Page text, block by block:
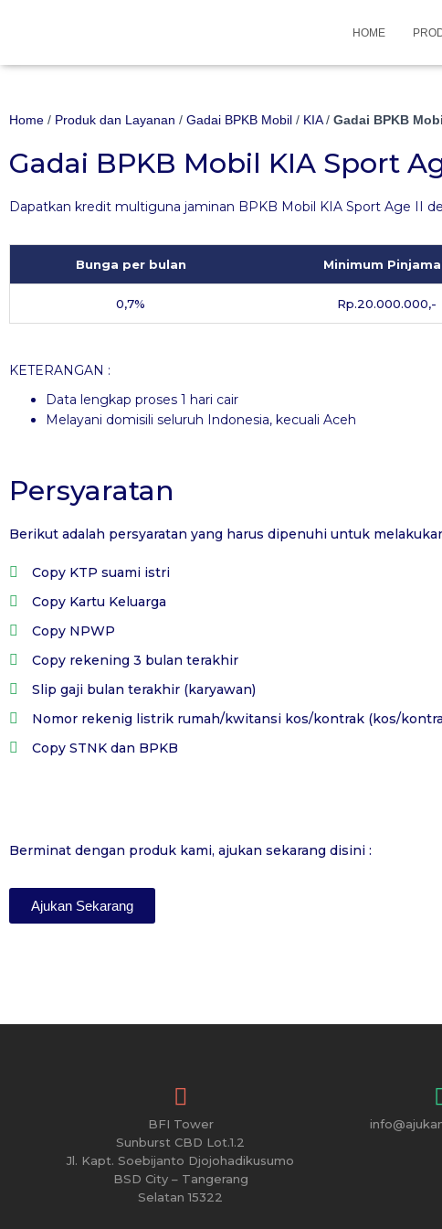
HOME
Home / Produk dan Layanan / Gadai BPKB Mobil / KIA/ Gadai BPKB
Gadai BPKB Mobil KIA Sport
Dapatkan kredit multiguna jaminan BPKB Mobil KIA Sport Age II
Bunga per bulan Minimum
0,7% Rp.20.000.000,-
KETERANGAN :
Data lengkap proses 1 hari cair
Melayani domisili seluruh Indonesia, kecuali Aceh
Persyaratan
Berikut adalah persyaratan yang harus dipenuhi untuk
Copy KTP suami istri
Copy Kartu Keluarga
Copy NPWP
Copy rekening 3 bulan terakhir
Slip gaji bulan terakhir (karyawan)
Nomor rekenig listrik rumah/kwitansi kos/kontrak (kos/
Copy STNK dan BPKB
Berminat dengan produk kami, ajukan sekarang disini :
Ajukan Sekarang
BFI Tower
Sunburst CBD Lot.1.2
Jl. Kapt. Soebijanto Djojohadikusumo
BSD City – Tangerang
Selatan 15322